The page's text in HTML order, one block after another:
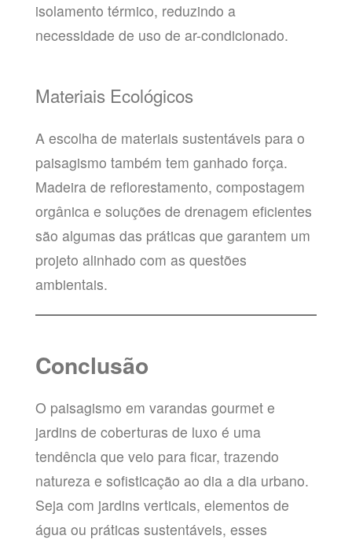
isolamento térmico, reduzindo a
necessidade de uso de ar-condicionado.
Materiais Ecológicos
A escolha de materiais sustentáveis para o
paisagismo também tem ganhado força.
Madeira de reflorestamento, compostagem
orgânica e soluções de drenagem eficientes
são algumas das práticas que garantem um
projeto alinhado com as questões
ambientais.
Conclusão
O paisagismo em varandas gourmet e
jardins de coberturas de luxo é uma
tendência que veio para ficar, trazendo
natureza e sofisticação ao dia a dia urbano.
Seja com jardins verticais, elementos de
água ou práticas sustentáveis, esses